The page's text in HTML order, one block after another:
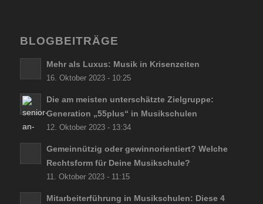
BLOGBEITRÄGE
Mehr als Luxus: Musik in Krisenzeiten
16. Oktober 2023 - 10:25
Die am meisten unterschätzte Zielgruppe:
Generation „55plus“ in Musikschulen
12. Oktober 2023 - 13:34
Gemeinnützig oder gewinnorientiert? Welche
Rechtsform für Deine Musikschule?
11. Oktober 2023 - 11:15
Mitarbeiterführung in Musikschulen: Diese 4